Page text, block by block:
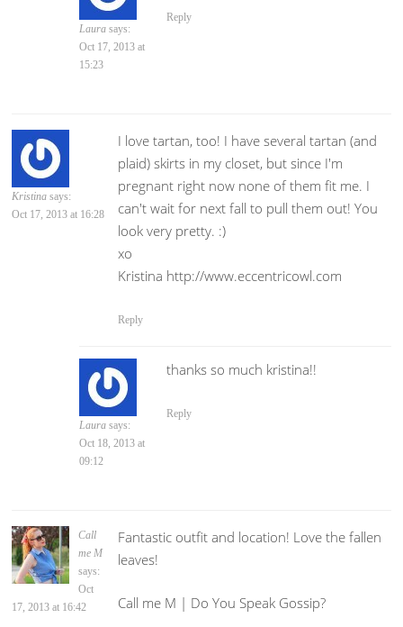
Laura says:
Oct 17, 2013 at
15:23
Reply
Kristina says:
Oct 17, 2013 at 16:28
I love tartan, too! I have several tartan (and
plaid) skirts in my closet, but since I'm
pregnant right now none of them fit me. I
can't wait for next fall to pull them out! You
look very pretty. :)
xo
Kristina http://www.eccentricowl.com
Reply
Laura says:
Oct 18, 2013 at
09:12
thanks so much kristina!!
Reply
Call
me M
says:
Oct
17, 2013 at 16:42
Fantastic outfit and location! Love the fallen
leaves!
Call me M | Do You Speak Gossip?